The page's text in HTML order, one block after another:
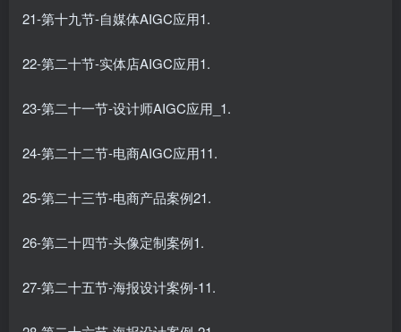
21-第十九节-自媒体AIGC应用1.
22-第二十节-实体店AIGC应用1.
23-第二十一节-设计师AIGC应用_1.
24-第二十二节-电商AIGC应用11.
25-第二十三节-电商产品案例21.
26-第二十四节-头像定制案例1.
27-第二十五节-海报设计案例-11.